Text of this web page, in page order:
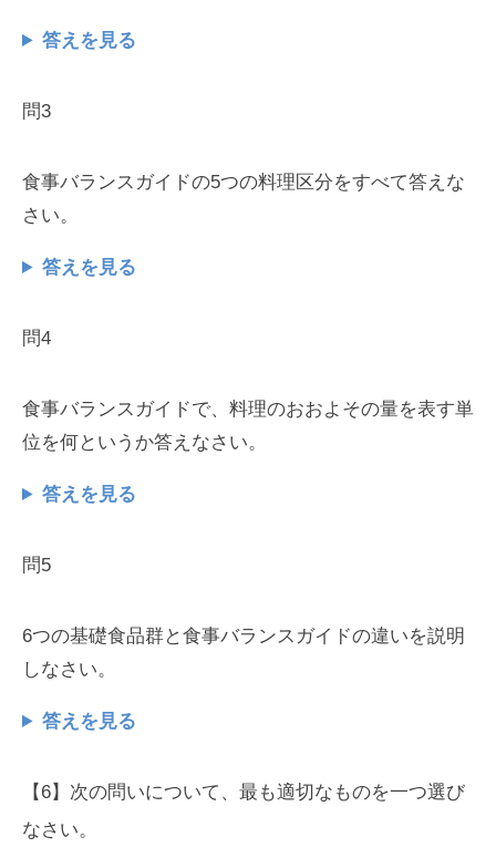
答えを見る
問3
食事バランスガイドの5つの料理区分をすべて答えな
さい。
答えを見る
問4
食事バランスガイドで、料理のおおよその量を表す単
位を何というか答えなさい。
答えを見る
問5
6つの基礎食品群と食事バランスガイドの違いを説明
しなさい。
答えを見る
【6】次の問いについて、最も適切なものを一つ選び
なさい。